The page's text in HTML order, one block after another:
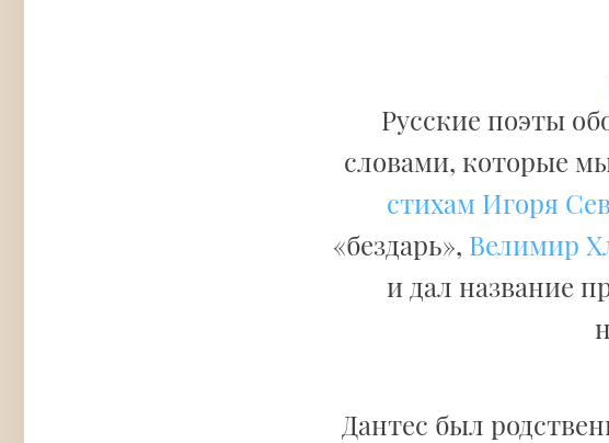
Русские поэты
словами, которые
стихам Игоря
«бездарь», Велимир
и дал название
Дантес был